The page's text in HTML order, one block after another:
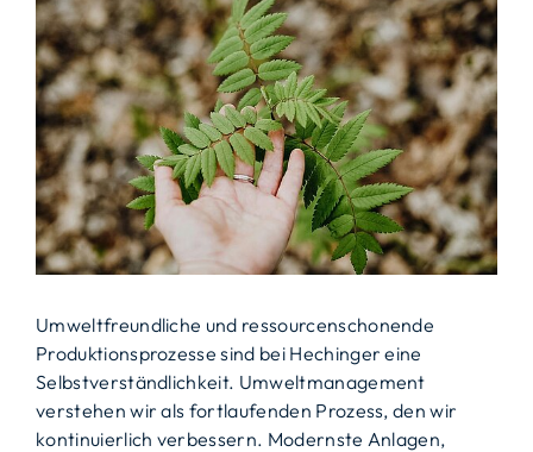
Umweltfreundliche und ressourcenschonende
Produktionsprozesse sind bei Hechinger eine
Selbstverständlichkeit. Umweltmanagement
verstehen wir als fortlaufenden Prozess, den wir
kontinuierlich verbessern. Modernste Anlagen,